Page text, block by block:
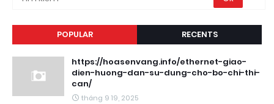
POPULAR RECENTS
https://hoasenvang.info/ethernet-giao-
dien-huong-dan-su-dung-cho-bo-chi-thi-
can/
tháng 9 19, 2025